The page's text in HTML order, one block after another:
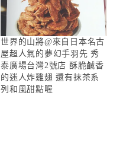
世界的山將@來自日本名古
屋超人氣的夢幻手羽先 秀
泰廣場台灣2號店 酥脆鹹香
的迷人炸雞翅 還有抹茶系
列和風甜點喔